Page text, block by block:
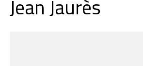
Jean Jaurès